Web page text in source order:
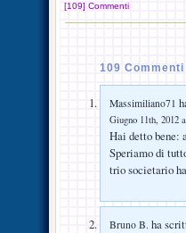
[109] Commenti
109
Massimiliano71
Giugno 11th, 2012
Hai detto bene:
Speriamo di
trio societario
Bruno B. ha